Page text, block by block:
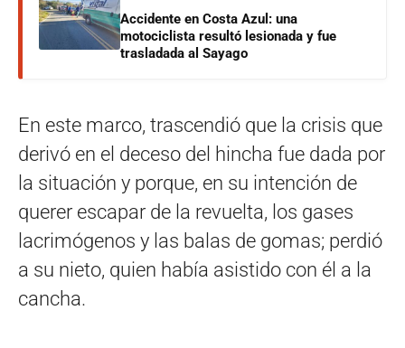
Accidente en Costa Azul: una
motociclista resultó lesionada y fue
trasladada al Sayago
En este marco, trascendió que la crisis que
derivó en el deceso del hincha fue dada por
la situación y porque, en su intención de
querer escapar de la revuelta, los gases
lacrimógenos y las balas de gomas; perdió
a su nieto, quien había asistido con él a la
cancha.